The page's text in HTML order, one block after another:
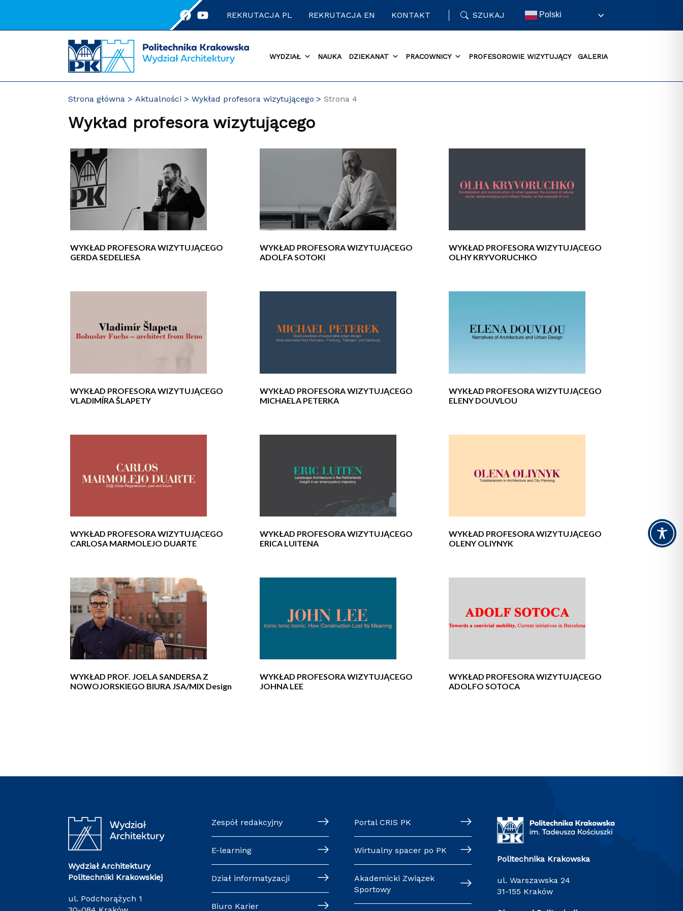
REKRUTACJA PL REKRUTACJA EN KONTAKT SZUKAJ Polski
WYDZIAŁ NAUKA DZIEKANAT PRACOWNICY PROFESOROWIE WIZYTUJĄCY GALERIA
Strona główna Aktualności Wykład profesora wizytującego Strona 4
Wykład profesora wizytującego
WYKŁAD PROFESORA WIZYTUJĄCEGO
GERDA SEDELIESA
WYKŁAD PROFESORA WIZYTUJĄCEGO
ADOLFA SOTOKI
WYKŁAD PROFESORA WIZYTUJĄCEGO
OLHY KRYVORUCHKO
WYKŁAD PROFESORA WIZYTUJĄCEGO
VLADIMÍRA ŠLAPETY
WYKŁAD PROFESORA WIZYTUJĄCEGO
MICHAELA PETERKA
WYKŁAD PROFESORA WIZYTUJĄCEGO
ELENY DOUVLOU
WYKŁAD PROFESORA WIZYTUJĄCEGO
CARLOSA MARMOLEJO DUARTE
WYKŁAD PROFESORA WIZYTUJĄCEGO
ERICA LUITENA
WYKŁAD PROFESORA WIZYTUJĄCEGO
OLENY OLIYNYK
WYKŁAD PROF. JOELA SANDERSA Z
NOWOJORSKIEGO BIURA JSA/MIX Design
WYKŁAD PROFESORA WIZYTUJĄCEGO
JOHNA LEE
WYKŁAD PROFESORA WIZYTUJĄCEGO
ADOLFO SOTOCA
Wydział Architektury
Politechniki Krakowskiej
ul. Podchorążych 1
Zespół redakcyjny
E-learning
Dział informatyzacji
Biuro Karier
Portal CRIS PK
Wirtualny spacer po PK
Akademicki Związek
Sportowy
Politechnika Krakowska
ul. Warszawska 24
31-155 Kraków